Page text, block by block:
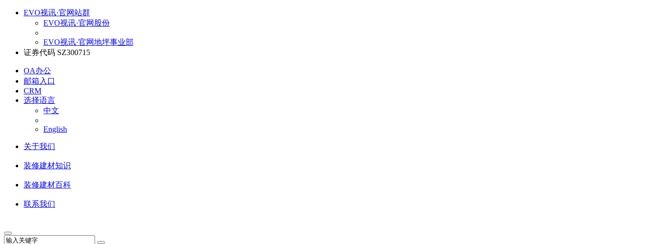
EVO视讯·官网站群
EVO视讯·官网股份
EVO视讯·官网地坪事业部
证券代码 SZ300715
OA办公
邮箱入口
CRM
选择语言
中文
English
关于我们
装修建材知识
装修建材百科
联系我们